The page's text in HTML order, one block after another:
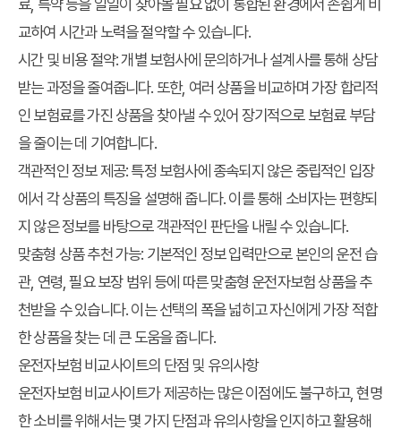
료, 특약 등을 일일이 찾아볼 필요 없이 통합된 환경에서 손쉽게 비
교하여 시간과 노력을 절약할 수 있습니다.
시간 및 비용 절약: 개별 보험사에 문의하거나 설계사를 통해 상담
받는 과정을 줄여줍니다. 또한, 여러 상품을 비교하며 가장 합리적
인 보험료를 가진 상품을 찾아낼 수 있어 장기적으로 보험료 부담
을 줄이는 데 기여합니다.
객관적인 정보 제공: 특정 보험사에 종속되지 않은 중립적인 입장
에서 각 상품의 특징을 설명해 줍니다. 이를 통해 소비자는 편향되
지 않은 정보를 바탕으로 객관적인 판단을 내릴 수 있습니다.
맞춤형 상품 추천 가능: 기본적인 정보 입력만으로 본인의 운전 습
관, 연령, 필요 보장 범위 등에 따른 맞춤형 운전자보험 상품을 추
천받을 수 있습니다. 이는 선택의 폭을 넓히고 자신에게 가장 적합
한 상품을 찾는 데 큰 도움을 줍니다.
운전자보험 비교사이트의 단점 및 유의사항
운전자보험 비교사이트가 제공하는 많은 이점에도 불구하고, 현명
한 소비를 위해서는 몇 가지 단점과 유의사항을 인지하고 활용해